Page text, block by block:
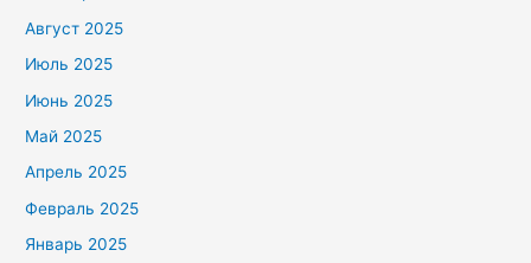
Август 2025
Июль 2025
Июнь 2025
Май 2025
Апрель 2025
Февраль 2025
Январь 2025